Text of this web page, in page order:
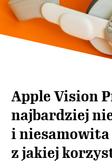
Apple Vision
najbardziej
i
z jakiej